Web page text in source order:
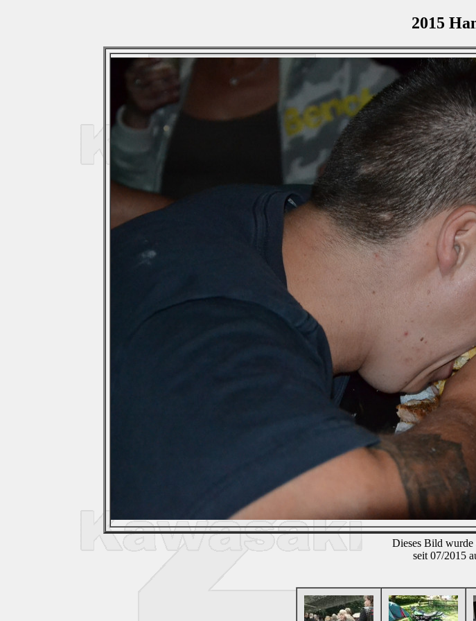
2015
Dieses Bild wurde
seit 07/2015